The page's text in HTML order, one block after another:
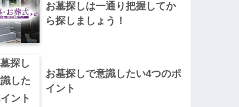
お墓探しは一通り把握してか
ら探しましょう！
お墓探しで意識したい4つのポ
イント